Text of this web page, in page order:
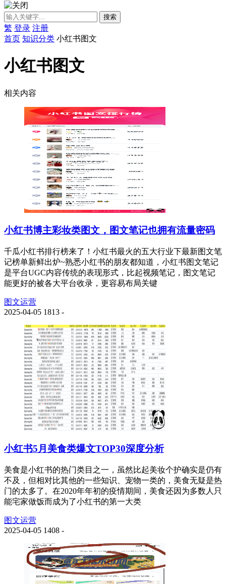
繁 登录 注册
首页 知识分类 小红书图文
小红书图文
相关内容
小红书博主彩妆类图文，图文笔记也拥有流量密码
千瓜小红书排行榜来了！小红书最火的五大行业下最新图文笔
记榜单新鲜出炉~熟悉小红书的朋友都知道，小红书图文笔记
是平台UGC内容传统的表现形式，比起视频笔记，图文笔记
能更好的被各大平台收录，更容易布局关键
图文运营
2025-04-05 1813 -
小红书5月美食类爆文TOP30深度分析
美食是小红书的热门类目之一，虽然比起美妆个护确实是仍有
不及，但相对比其他的一些知识、宠物一类的，美食无疑是热
门的太多了。在2020年年初的疫情期间，美食还因为多数人只
能宅家做饭而成为了小红书的第一大类
图文运营
2025-04-05 1408 -